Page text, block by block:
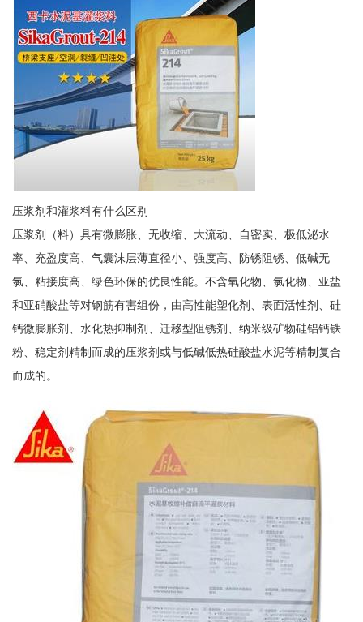
压浆剂和灌浆料有什么区别
压浆剂（料）具有微膨胀、无收缩、大流动、自密实、极低泌水
率、充盈度高、气囊沫层薄直径小、强度高、防锈阻锈、低碱无
氯、粘接度高、绿色环保的优良性能。不含氧化物、氯化物、亚盐
和亚硝酸盐等对钢筋有害组份，由高性能塑化剂、表面活性剂、硅
钙微膨胀剂、水化热抑制剂、迁移型阻锈剂、纳米级矿物硅铝钙铁
粉、稳定剂精制而成的压浆剂或与低碱低热硅酸盐水泥等精制复合
而成的。